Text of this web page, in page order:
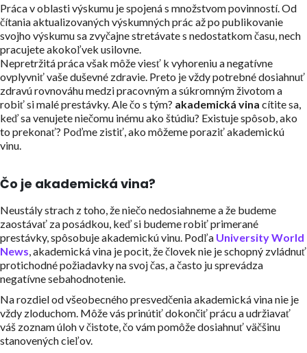
Práca v oblasti výskumu je spojená s množstvom povinností. Od
čítania aktualizovaných výskumných prác až po publikovanie
svojho výskumu sa zvyčajne stretávate s nedostatkom času, nech
pracujete akokoľvek usilovne.
Nepretržitá práca však môže viesť k vyhoreniu a negatívne
ovplyvniť vaše duševné zdravie. Preto je vždy potrebné dosiahnuť
zdravú rovnováhu medzi pracovným a súkromným životom a
robiť si malé prestávky. Ale čo s tým? akademická vina cítite sa,
keď sa venujete niečomu inému ako štúdiu? Existuje spôsob, ako
to prekonať? Poďme zistiť, ako môžeme poraziť akademickú
vinu.
Čo je akademická vina?
Neustály strach z toho, že niečo nedosiahneme a že budeme
zaostávať za posádkou, keď si budeme robiť primerané
prestávky, spôsobuje akademickú vinu. Podľa University World
News, akademická vina je pocit, že človek nie je schopný zvládnuť
protichodné požiadavky na svoj čas, a často ju sprevádza
negatívne sebahodnotenie.
Na rozdiel od všeobecného presvedčenia akademická vina nie je
vždy zloduchom. Môže vás prinútiť dokončiť prácu a udržiavať
váš zoznam úloh v čistote, čo vám pomôže dosiahnuť väčšinu
stanovených cieľov.